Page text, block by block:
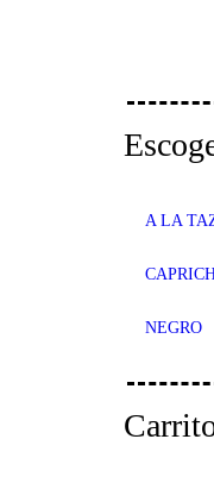
A LA
NEGRO